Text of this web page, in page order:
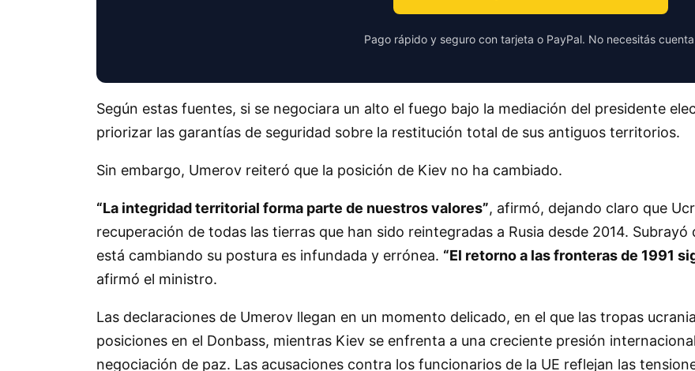
Pago rápido y seguro con tarjeta o PayPal. No necesitás
Según estas fuentes, si se negociara un alto el fuego bajo la mediación del presidente
priorizar las garantías de seguridad sobre la restitución total de sus antiguos territorios.
Sin embargo, Umerov reiteró que la posición de Kiev no ha cambiado.
“La integridad territorial forma parte de nuestros valores”, afirmó, dejando claro que
recuperación de todas las tierras que han sido reintegradas a Rusia desde 2014.
está cambiando su postura es infundada y errónea. “El retorno a las fronteras de 1991
afirmó el ministro.
Las declaraciones de Umerov llegan en un momento delicado, en el que las tropas
posiciones en el Donbass, mientras Kiev se enfrenta a una creciente presión
negociación de paz. Las acusaciones contra los funcionarios de la UE reflejan las